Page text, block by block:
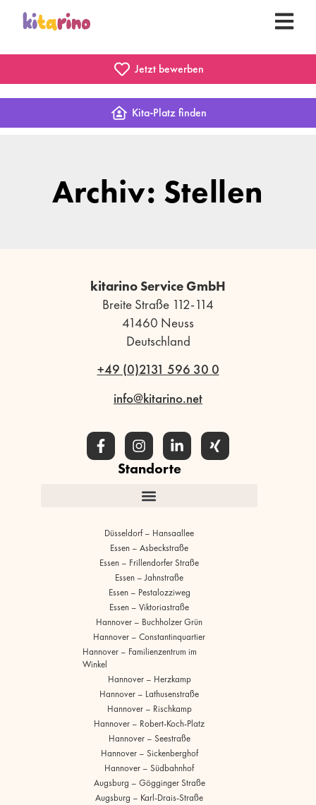
Jetzt bewerben
Kita-Platz finden
Archiv: Stellen
kitarino Service GmbH
Breite Straße 112-114
41460 Neuss
Deutschland
+49 (0)2131 596 30 0
info@kitarino.net
Standorte
Düsseldorf – Hansaallee
Essen – Asbeckstraße
Essen – Frillendorfer Straße
Essen – Jahnstraße
Essen – Pestalozziweg
Essen – Viktoriastraße
Hannover – Buchholzer Grün
Hannover – Constantinquartier
Hannover – Familienzentrum im
Winkel
Hannover – Herzkamp
Hannover – Lathusenstraße
Hannover – Rischkamp
Hannover – Robert-Koch-Platz
Hannover – Seestraße
Hannover – Sickenberghof
Hannover – Südbahnhof
Augsburg – Gögginger Straße
Augsburg – Karl-Drais-Straße